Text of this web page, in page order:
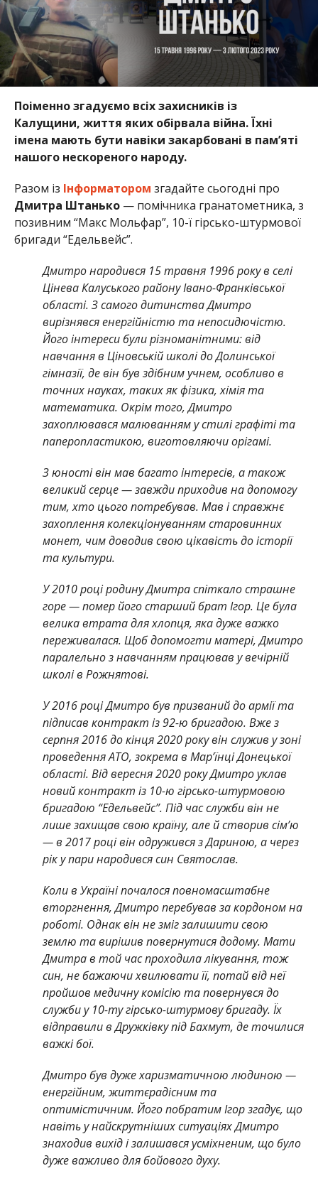
Поіменно згадуємо всіх захисників із
Калущини, життя яких обірвала війна. Їхні
імена мають бути навіки закарбовані в пам’яті
нашого нескореного народу.
Разом із Інформатором згадайте сьогодні про
Дмитра Штанько — помічника гранатометника, з
позивним “Макс Мольфар”, 10-ї гірсько-штурмової
бригади “Едельвейс”.
Дмитро народився 15 травня 1996 року в селі
Цінева Калуського району Івано-Франківської
області. З самого дитинства Дмитро
вирізнявся енергійністю та непосидючістю.
Його інтереси були різноманітними: від
навчання в Ціновській школі до Долинської
гімназії, де він був здібним учнем, особливо в
точних науках, таких як фізика, хімія та
математика. Окрім того, Дмитро
захоплювався малюванням у стилі графіті та
паперопластикою, виготовляючи орігамі.
З юності він мав багато інтересів, а також
великий серце — завжди приходив на допомогу
тим, хто цього потребував. Мав і справжнє
захоплення колекціонуванням старовинних
монет, чим доводив свою цікавість до історії
та культури.
У 2010 році родину Дмитра спіткало страшне
горе — помер його старший брат Ігор. Це була
велика втрата для хлопця, яка дуже важко
переживалася. Щоб допомогти матері, Дмитро
паралельно з навчанням працював у вечірній
школі в Рожнятові.
У 2016 році Дмитро був призваний до армії та
підписав контракт із 92-ю бригадою. Вже з
серпня 2016 до кінця 2020 року він служив у зоні
проведення АТО, зокрема в Мар’їнці Донецької
області. Від вересня 2020 року Дмитро уклав
новий контракт із 10-ю гірсько-штурмовою
бригадою “Едельвейс”. Під час служби він не
лише захищав свою країну, але й створив сім’ю
— в 2017 році він одружився з Дариною, а через
рік у пари народився син Святослав.
Коли в Україні почалося повномасштабне
вторгнення, Дмитро перебував за кордоном на
роботі. Однак він не зміг залишити свою
землю та вирішив повернутися додому. Мати
Дмитра в той час проходила лікування, тож
син, не бажаючи хвилювати її, потай від неї
пройшов медичну комісію та повернувся до
служби у 10-ту гірсько-штурмову бригаду. Їх
відправили в Дружківку під Бахмут, де точилися
важкі бої.
Дмитро був дуже харизматичною людиною —
енергійним, життєрадісним та
оптимістичним. Його побратим Ігор згадує, що
навіть у найскрутніших ситуаціях Дмитро
знаходив вихід і залишався усміхненим, що було
дуже важливо для бойового духу.